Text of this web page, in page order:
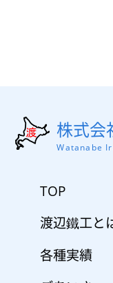
株式会
Watanabe
TOP
渡辺鐵工と
各種実績